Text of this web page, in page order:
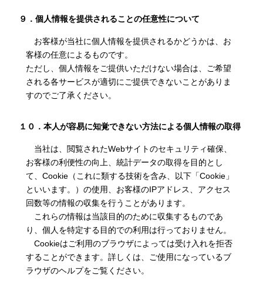
９．個人情報を提供されることの任意性について
お客様が当社に個人情報を提供されるかどうかは、お
客様の任意によるものです。
ただし、個人情報をご提供いただけない場合は、ご希望
される各サービスが適切にご提供できないことがありま
すのでご了承ください。
１０．本人が容易に知覚できない方法による個人情報の取得
当社は、閲覧されたWebサイトのセキュリティ確保、
お客様の利便性の向上、統計データの取得を目的とし
て、Cookie（これに類する技術を含み、以下「Cookie」
といいます。）の使用、お客様のIPアドレス、アクセス
回数等の情報の収集を行うことがあります。
これらの情報は当該目的のために収集するものであ
り、個人を特定する目的での利用は行っておりません。
Cookieはご利用のブラウザによっては受け入れを拒否
することができます。詳しくは、ご使用になっているブ
ラウザのヘルプをご覧ください。